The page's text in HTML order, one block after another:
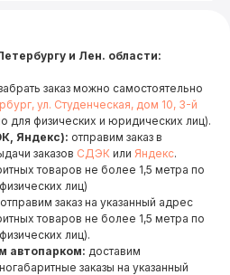
и Лен. области:
заказ можно самостоятельно
ул. Студенческая, дом 10, 3-й
для физических и юридических лиц).
Яндекс): отправим заказ в
заказов СДЭК или Яндекс.
товаров не более 1,5 метра по
лиц)
отправим заказ на указанный адрес
товаров не более 1,5 метра по
лиц).
автопарком: доставим
заказы на указанный